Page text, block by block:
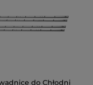
do Chłodni